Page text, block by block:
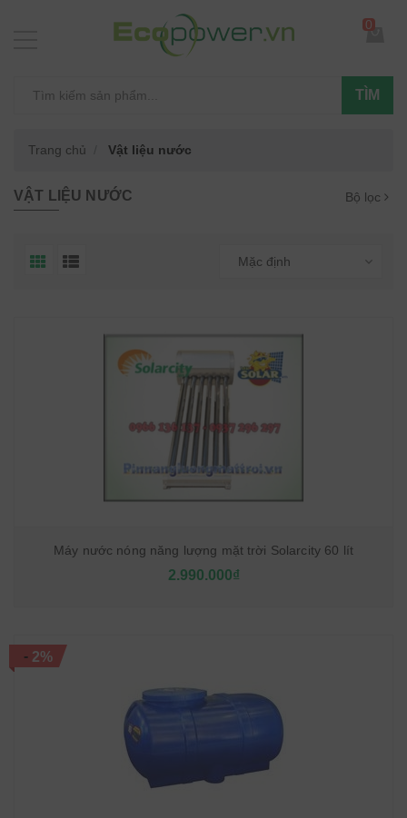
TÌM
0
Trang chủ Vật liệu nước
VẬT LIỆU NƯỚC Bộ lọc
Mặc định
Máy nước nóng năng lượng mặt trời Solarcity 60 lít
2.990.000₫
- 2%